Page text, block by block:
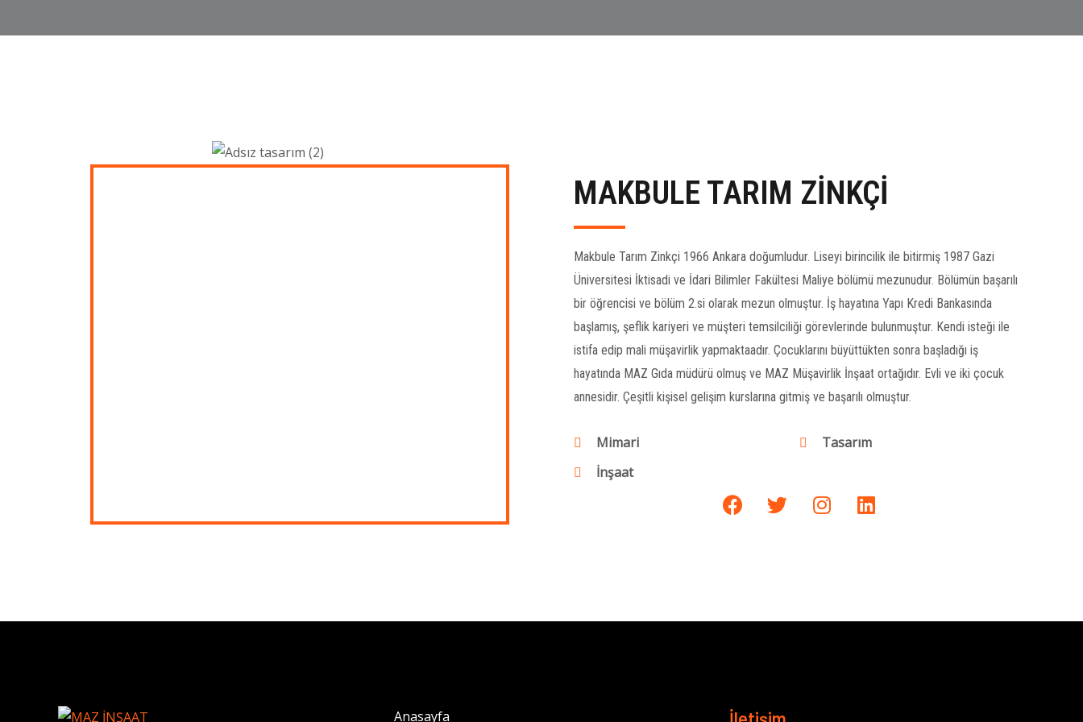
MAKBULE TARIM ZİNKÇİ
Makbule Tarım Zinkçi 1966 Ankara doğumludur. Liseyi birincilik ile bitirmiş 1987 Gazi
Üniversitesi İktisadi ve İdari Bilimler Fakültesi Maliye bölümü mezunudur. Bölümün başarılı
bir öğrencisi ve bölüm 2.si olarak mezun olmuştur. İş hayatına Yapı Kredi Bankasında
başlamış, şeflik kariyeri ve müşteri temsilciliği görevlerinde bulunmuştur. Kendi isteği ile
istifa edip mali müşavirlik yapmaktaadır. Çocuklarını büyüttükten sonra başladığı iş
hayatında MAZ Gıda müdürü olmuş ve MAZ Müşavirlik İnşaat ortağıdır. Evli ve iki çocuk
annesidir. Çeşitli kişisel gelişim kurslarına gitmiş ve başarılı olmuştur.
Mimari
İnşaat
Tasarım
Anasayfa